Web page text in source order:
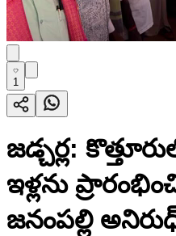
1
జడ్చర్ల:
ఇళ్లను
జనంపల్లి